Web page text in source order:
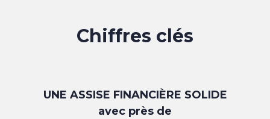
Chiffres clés
UNE ASSISE FINANCIÈRE SOLIDE
avec près de